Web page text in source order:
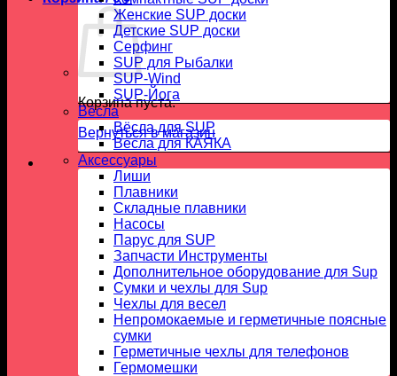
Корзина пуста.
Вернуться в магазин
Женские SUP доски
Детские SUP доски
Серфинг
SUP для Рыбалки
SUP-Wind
SUP-Йога
Вёсла
Вёсла для SUP
Весла для КАЯКА
Аксессуары
Лиши
Плавники
Складные плавники
Насосы
Парус для SUP
Запчасти Инструменты
Дополнительное оборудование для Sup
Сумки и чехлы для Sup
Чехлы для весел
Непромокаемые и герметичные поясные
сумки
Герметичные чехлы для телефонов
Гермомешки